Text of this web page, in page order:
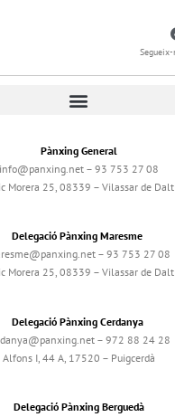
Pànxing General
info@panxing.net – 93 753 27 08
Morera 25, 08339 – Vilassar de Dalt
Delegació Pànxing Maresme
– 93 753 27 08
Morera 25, 08339 – Vilassar de Dalt
Delegació Pànxing Cerdanya
– 972 88 24 28
Alfons I, 44 A, 17520 – Puigcerdà
Delegació Pànxing Berguedà